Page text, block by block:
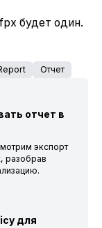
будет один.
Отчет
отчет в
экспорт
разобрав
для